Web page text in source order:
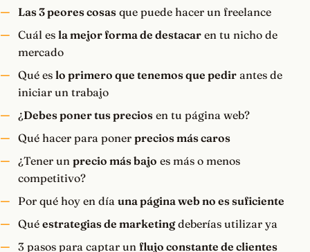
Las 3 peores cosasque puede hacer un freelance
Cuál es la mejor forma de destacaren tu nicho de
mercado
Qué es lo primero que tenemos que pedirantes de
iniciar un trabajo
¿Debes poner tus preciosen tu página web?
Qué hacer para poner precios más caros
¿Tener un precio más bajo es más o menos
competitivo?
Por qué hoy en día una página web no es suficiente
Qué estrategias de marketingdeberías utilizar ya
3 pasos para captar un flujo constante de clientes